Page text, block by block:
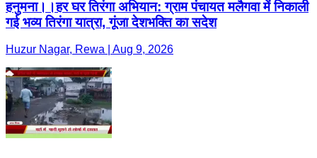
हनुमना।।हर घर तिरंगा अभियान: ग्राम पंचायत मलैगवा में निकाली
गई भव्य तिरंगा यात्रा, गूंजा देशभक्ति का सदेश
Huzur Nagar, Rewa | Aug 9, 2026